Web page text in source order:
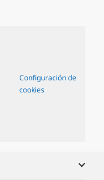
Configuración de
cookies